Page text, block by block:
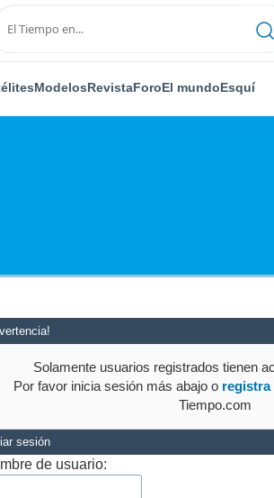
ModelosRevistaForoEl mundoEsquí
Solamente usuarios registrados tienen
Por favor inicia sesión más abajo o registra
Tiempo.com
sesión
de usuario: